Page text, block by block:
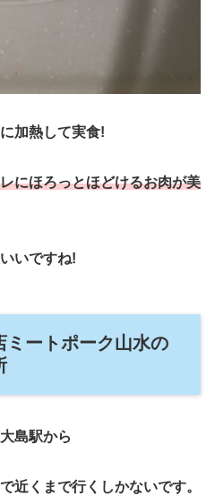
加熱して実食!
にほろっとほどけるお肉が美
いですね!
ミートポーク山水の
島駅から
近くまで行くしかないです。